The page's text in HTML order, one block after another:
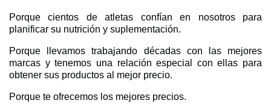
Porque cientos de atletas confían en nosotros para
planificar su nutrición y suplementación.
Porque llevamos trabajando décadas con las mejores
marcas y tenemos una relación especial con ellas para
obtener sus productos al mejor precio.
Porque te ofrecemos los mejores precios.